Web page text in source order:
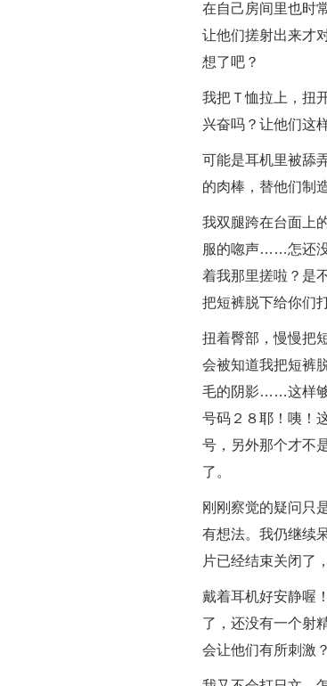
在自己房间里也时
让他们搓射出来才
想了吧？
我把Ｔ恤拉上，扭
兴奋吗？让他们这
可能是耳机里被舔
的肉棒，替他们制
我双腿跨在台面上
服的唿声……怎还没
着我那里搓啦？是
把短裤脱下给你们
扭着臀部，慢慢把
会被知道我把短裤
毛的阴影……这样够
号码２８耶！咦！
号，另外那个才不
了。
刚刚察觉的疑问只
有想法。我仍继续
片已经结束关闭了
戴着耳机好安静喔
了，还没有一个射
会让他们有所刺激？